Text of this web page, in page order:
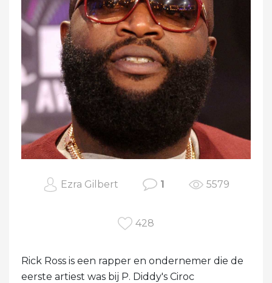
Ezra Gilbert 1 5579
428
Rick Ross is een rapper en ondernemer die de
eerste artiest was bij P. Diddy's Ciroc